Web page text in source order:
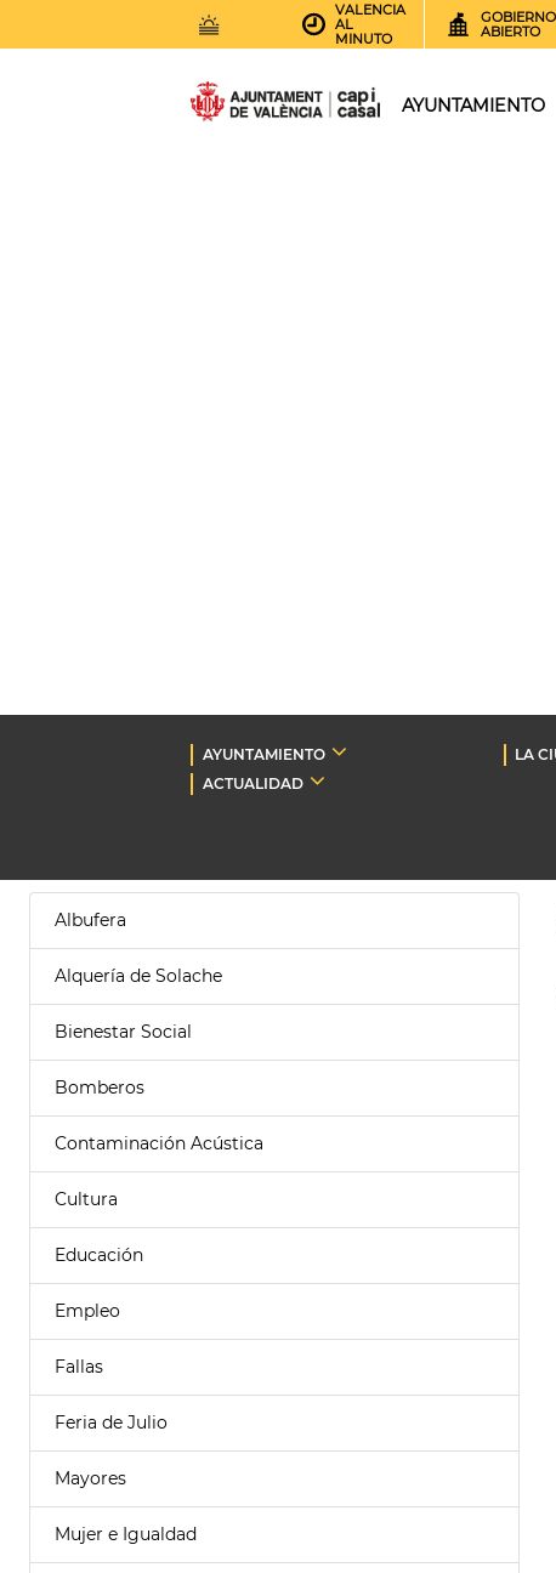
AEMET.GRADOS
VALENCIA
AL
MINUTO
GOBIERNO
ABIERTO
AYUNTAMIENTO
AYUNTAMIENTO LA
ACTUALIDAD
Albufera
Alquería de Solache
Bienestar Social
Bomberos
Contaminación Acústica
Cultura
Educación
Empleo
Fallas
Feria de Julio
Mayores
Mujer e Igualdad